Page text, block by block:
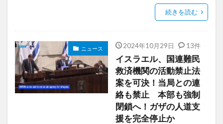
続きを読む
ニュース 2024年10月29日 13件
イスラエル、国連難民
救済機関の活動禁止法
案を可決！当局との連
絡も禁止 本部も強制
閉鎖へ！ガザの人道支
援を完全停止か